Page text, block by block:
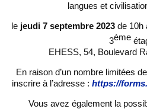
langues et
le jeudi 7 septembre 2023 de 10h
3ème
EHESS, 54, Boulevard
En raison d’un nombre limitées
inscrire à l’adresse : https://
Vous avez également la